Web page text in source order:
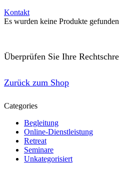
Kontakt
Es wurden keine Produkte gefunden
Überprüfen Sie Ihre
Zurück zum Shop
Categories
Begleitung
Online-Dienstleistung
Retreat
Seminare
Unkategorisiert